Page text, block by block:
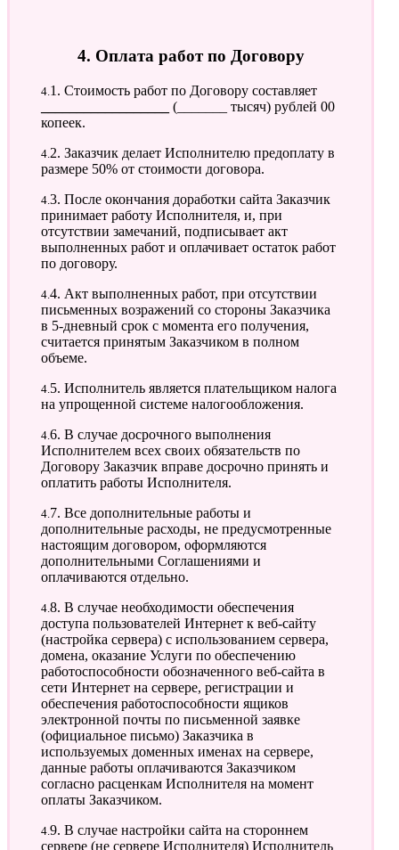
4. Оплата работ по Договору
4.1. Стоимость работ по Договору составляет
(_______ тысяч) рублей 00
копеек.
4.2. Заказчик делает Исполнителю предоплату в
размере 50% от стоимости договора.
4.3. После окончания доработки сайта Заказчик
принимает работу Исполнителя, и, при
отсутствии замечаний, подписывает акт
выполненных работ и оплачивает остаток работ
по договору.
4.4. Акт выполненных работ, при отсутствии
письменных возражений со стороны Заказчика
в 5-дневный срок с момента его получения,
считается принятым Заказчиком в полном
объеме.
4.5. Исполнитель является плательщиком налога
на упрощенной системе налогообложения.
4.6. В случае досрочного выполнения
Исполнителем всех своих обязательств по
Договору Заказчик вправе досрочно принять и
оплатить работы Исполнителя.
4.7. Все дополнительные работы и
дополнительные расходы, не предусмотренные
настоящим договором, оформляются
дополнительными Соглашениями и
оплачиваются отдельно.
4.8. В случае необходимости обеспечения
доступа пользователей Интернет к веб-сайту
(настройка сервера) с использованием сервера,
домена, оказание Услуги по обеспечению
работоспособности обозначенного веб-сайта в
сети Интернет на сервере, регистрации и
обеспечения работоспособности ящиков
электронной почты по письменной заявке
(официальное письмо) Заказчика в
используемых доменных именах на сервере,
данные работы оплачиваются Заказчиком
согласно расценкам Исполнителя на момент
оплаты Заказчиком.
4.9. В случае настройки сайта на стороннем
сервере (не сервере Исполнителя) Исполнитель